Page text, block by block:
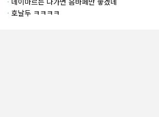
· 호날두 ㅋㅋㅋㅋ